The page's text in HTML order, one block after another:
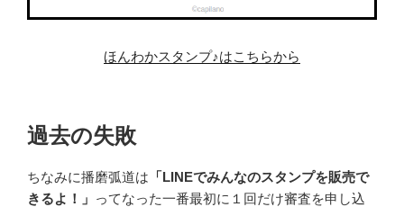
ほんわかスタンプ♪はこちらから
過去の失敗
ちなみに播磨弧道は 「LINEでみんなのスタンプを販売で
きるよ！」 ってなった一番最初に１回だけ審査を申し込